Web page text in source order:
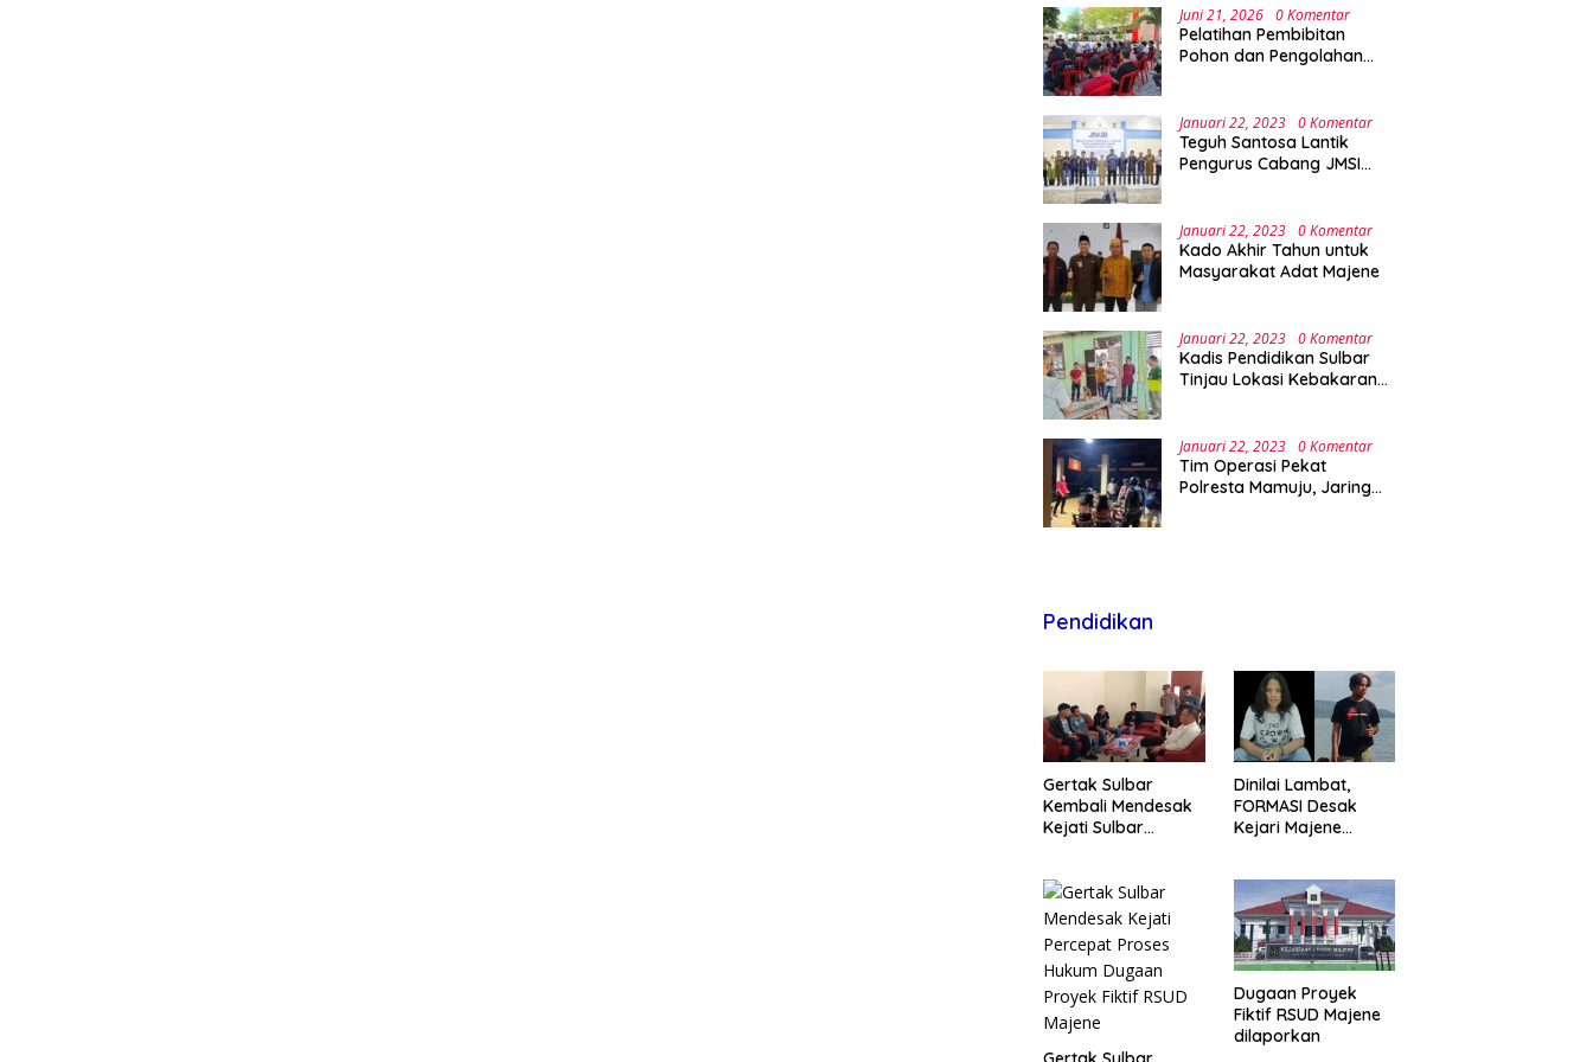
Juni 21, 2026 0 Komentar
Pelatihan Pembibitan
Pohon dan Pengolahan
Green Campus di UPA
Laboratorium Terpadu
Januari 22, 2023 0 Komentar
Teguh Santosa Lantik
Pengurus Cabang JMSI
Januari 22, 2023 0 Komentar
Kado Akhir Tahun untuk
Masyarakat Adat Majene
Januari 22, 2023 0 Komentar
Kadis Pendidikan Sulbar
Tinjau Lokasi Kebakaran
Januari 22, 2023 0 Komentar
Tim Operasi Pekat
Polresta Mamuju, Jaring
Pendidikan
Gertak Sulbar
Kembali Mendesak
Kejati Sulbar
Majene
Dinilai Lambat,
FORMASI Desak
Kejari Majene
Fiktif RSUD Majene
Dugaan Proyek
Fiktif RSUD Majene
dilaporkan